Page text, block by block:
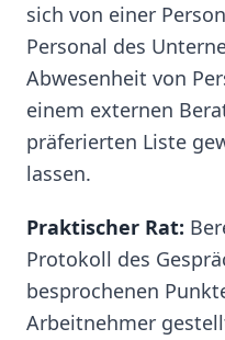
sich von einer
Personal des
Abwesenheit von
einem externen
präferierten Liste
lassen.
Praktischer Rat:
Protokoll des
besprochenen
Arbeitnehmer